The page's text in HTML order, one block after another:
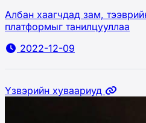
Албан хаагчдад зам,
платформыг танилцууллаа
2022-12-09
Үзвэрийн хуваариуд